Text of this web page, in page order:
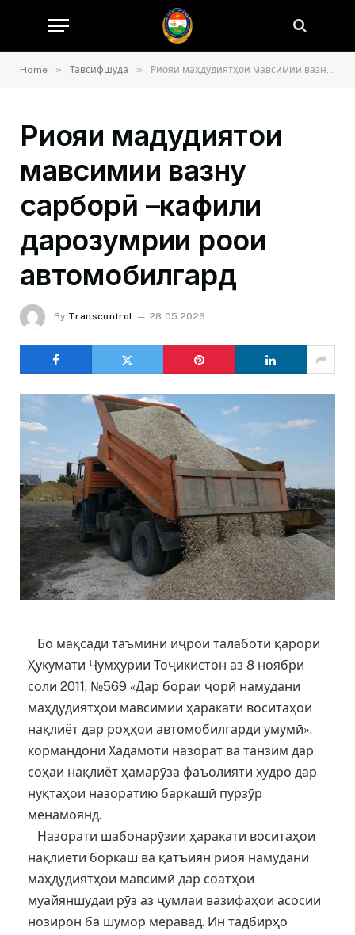
Home » Тавсифшуда » Риояи маҳдудиятҳои мавсимии вазну сарборӣ –кафили дарозумрии роҳҳои автомобилгард
Риояи маҳдудиятҳои
мавсимии вазну
сарборӣ –кафили
дарозумрии роҳҳои
автомобилгард
By Transcontrol 28.05.2026
Бо мақсади таъмини иҷрои талаботи қарори
Ҳукумати Ҷумҳурии Тоҷикистон аз 8 ноябри
соли 2011, №569 «Дар бораи ҷорӣ намудани
маҳдудиятҳои мавсимии ҳаракати воситаҳои
нақлиёт дар роҳҳои автомобилгарди умумӣ»,
кормандони Хадамоти назорат ва танзим дар
соҳаи нақлиёт ҳамарӯза фаъолияти худро дар
нуқтаҳои назоратию баркашӣ пурзӯр
менамоянд.
Назорати шабонарӯзии ҳаракати воситаҳои
нақлиёти боркаш ва қатъиян риоя намудани
маҳдудиятҳои мавсимӣ дар соатҳои
муайяншудаи рӯз аз ҷумлаи вазифаҳои асосии
нозирон ба шумор меравад. Ин тадбирҳо